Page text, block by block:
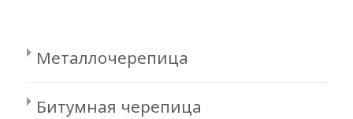
Металлочерепица
Битумная черепица